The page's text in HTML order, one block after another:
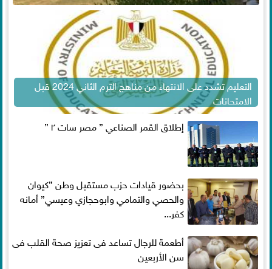
التعليم تشدد على الانتهاء من مناهج الترم الثاني 2024 قبل
الامتحانات
إطلاق القمر الصناعي ” مصر سات ٢ ”
بحضور قيادات حزب مستقبل وطن ”كيوان
والحصي والتمامي وابوحجازي وعيسي” أمانه
كفر...
أطعمة للرجال تساعد فى تعزيز صحة القلب فى
سن الأربعين